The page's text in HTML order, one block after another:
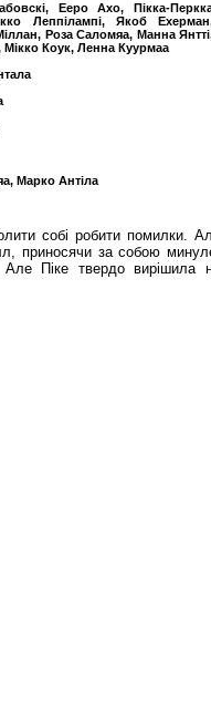
Ееро Ахо, Пікка-
Леппілампі, Якоб
Роза Саломяа, Манна
Коук, Ленна Куурмаа
Марко Антіла
собі робити помилки.
приносячи за собою
Піке твердо вирішила